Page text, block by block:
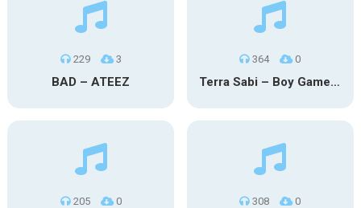
229 3
BAD – ATEEZ
364 0
Terra Sabi – Boy Game X Marcia Cruz
205 0 308 0